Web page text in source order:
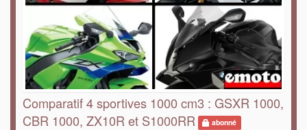
Comparatif 4 sportives 1000 cm3 : GSXR 1000,
CBR 1000, ZX10R et S1000RR
abonné